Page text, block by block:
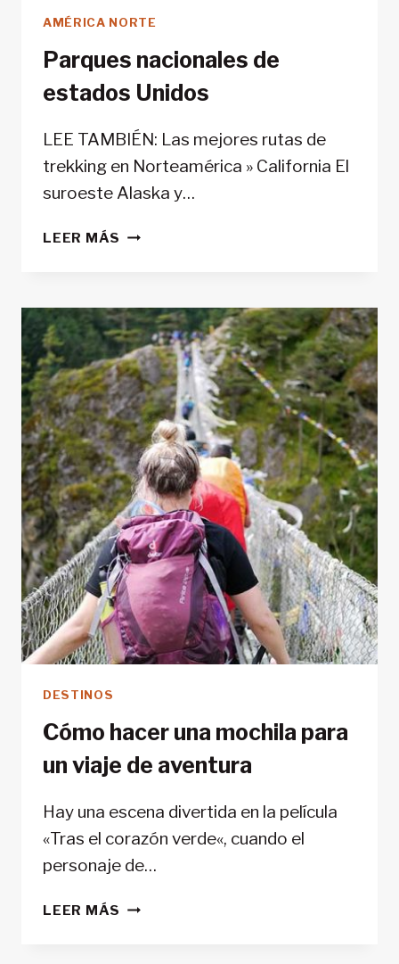
AMÉRICA NORTE
Parques nacionales de
estados Unidos
LEE TAMBIÉN: Las mejores rutas de
trekking en Norteamérica » California El
suroeste Alaska y…
LEER MÁS PARQUES
UNIDOS
DESTINOS
Cómo hacer una mochila para
un viaje de aventura
Hay una escena divertida en la película
«Tras el corazón verde«, cuando el
personaje de…
LEER MÁS CÓMO